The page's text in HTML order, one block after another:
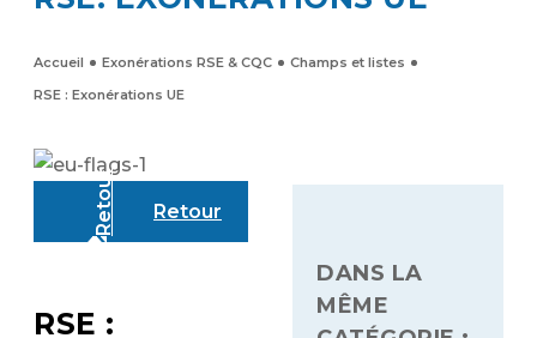
Accueil Exonérations RSE & CQC
Champs et listes
RSE : Exonérations UE
Retour
RSE :
DANS LA
MÊME